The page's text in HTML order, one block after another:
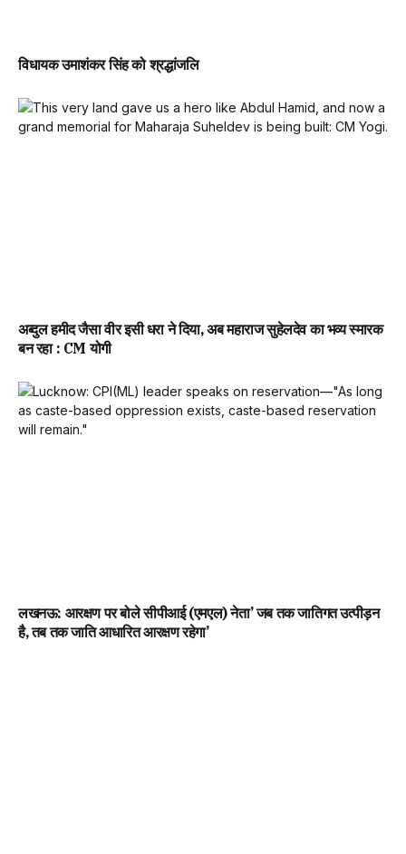
विधायक उमाशंकर सिंह को श्रद्धांजलि
अब्दुल हमीद जैसा वीर इसी धरा ने दिया, अब महाराज सुहेलदेव का भव्य स्मारक
बन रहा : CM योगी
लखनऊ: आरक्षण पर बोले सीपीआई (एमएल) नेता’ जब तक जातिगत उत्पीड़न
है, तब तक जाति आधारित आरक्षण रहेगा’